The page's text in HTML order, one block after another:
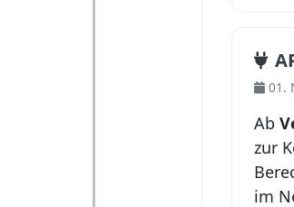
01.
Ab
zur
im